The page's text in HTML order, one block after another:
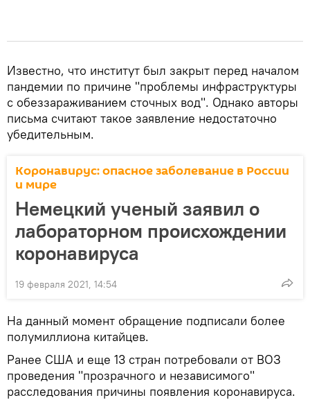
Известно, что институт был закрыт перед началом
пандемии по причине "проблемы инфраструктуры
с обеззараживанием сточных вод". Однако авторы
письма считают такое заявление недостаточно
убедительным.
Коронавирус: опасное заболевание в России
и мире
Немецкий ученый заявил о
лабораторном происхождении
коронавируса
19 февраля 2021, 14:54
На данный момент обращение подписали более
полумиллиона китайцев.
Ранее США и еще 13 стран потребовали от ВОЗ
проведения "прозрачного и независимого"
расследования причины появления коронавируса.